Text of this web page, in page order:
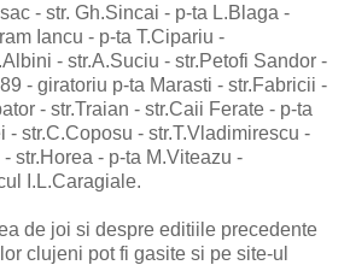
- str. Gh.Sincai - p-ta L.Blaga -
Iancu - p-ta T.Cipariu -
- str.A.Suciu - str.Petofi Sandor -
- giratoriu p-ta Marasti - str.Fabricii -
- str.Traian - str.Caii Ferate - p-ta
- str.C.Coposu - str.T.Vladimirescu -
str.Horea - p-ta M.Viteazu -
I.L.Caragiale.
de joi si despre editiile precedente
clujeni pot fi gasite si pe site-ul